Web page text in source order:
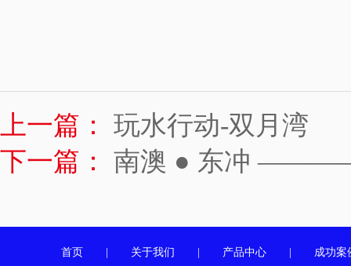
上一篇：
玩水行动-双月湾
下一篇：
南澳 ● 东冲
首页 关于我们 产品中心 成功案